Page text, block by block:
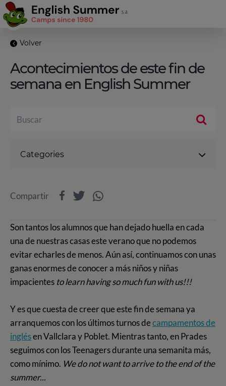
Volver
Acontecimientos de este fin de
semana en English Summer
Son tantos los alumnos que han dejado huella en cada
una de nuestras casas este verano que no podemos
evitar echarles de menos. Aún así, continuamos con unas
ganas enormes de conocer a más niños y niñas
impacientes to learn having so much fun with us!!!
Y es que cuesta de creer que este fin de semana ya
arranquemos con los últimos turnos decampamentos de
inglésen Vallclara y Poblet. Mientras tanto, en Prades
seguimos con los Teenagers durante una semanita más,
como mínimo. We do not want to arrive to the end of the
summer...
Categories
Compartir